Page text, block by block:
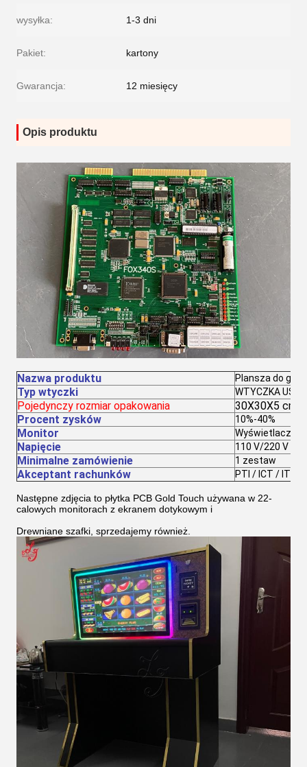
wysyłka: 1-3 dni
Pakiet: kartony
Gwarancja: 12 miesięcy
Opis produktu
Nazwa produktu Plansza do gry
Typ wtyczki WTYCZKA US
Pojedynczy rozmiar opakowania
30X30X5 cm
Procent zysków
10%-40%
Monitor Wyświetlacz
Napięcie 110 V/220 V
Minimalne zamówienie 1 zestaw
Akceptant rachunków PTI / ICT / ITL
Następne zdjęcia to płytka PCB Gold Touch używana w 22-
calowych monitorach z ekranem dotykowym i
Drewniane szafki, sprzedajemy również.